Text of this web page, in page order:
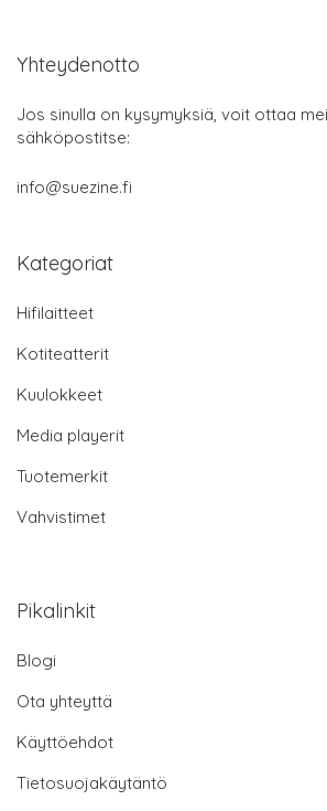
Yhteydenotto
Jos sinulla on kysymyksiä, voit ottaa
sähköpostitse:
info@suezine.fi
Kategoriat
Hifilaitteet
Kotiteatterit
Kuulokkeet
Media playerit
Tuotemerkit
Vahvistimet
Pikalinkit
Blogi
Ota yhteyttä
Käyttöehdot
Tietosuojakäytäntö